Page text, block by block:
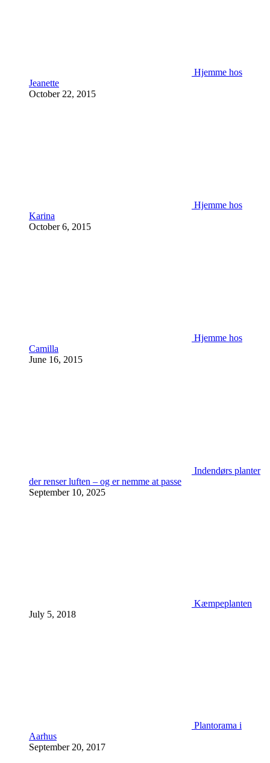
Hjemme hos
Jeanette
October 22, 2015
Hjemme hos
Karina
October 6, 2015
Hjemme hos
Camilla
June 16, 2015
Indendørs planter
der renser luften – og er nemme at passe
September 10, 2025
Kæmpeplanten
July 5, 2018
Plantorama i
Aarhus
September 20, 2017